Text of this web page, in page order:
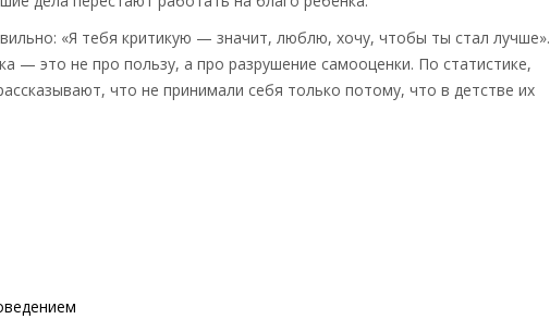
«Я тебя критикую — значит, люблю, хочу, чтобы ты стал лучше».
— это не про пользу, а про разрушение самооценки. По статистике,
что не принимали себя только потому, что в детстве их